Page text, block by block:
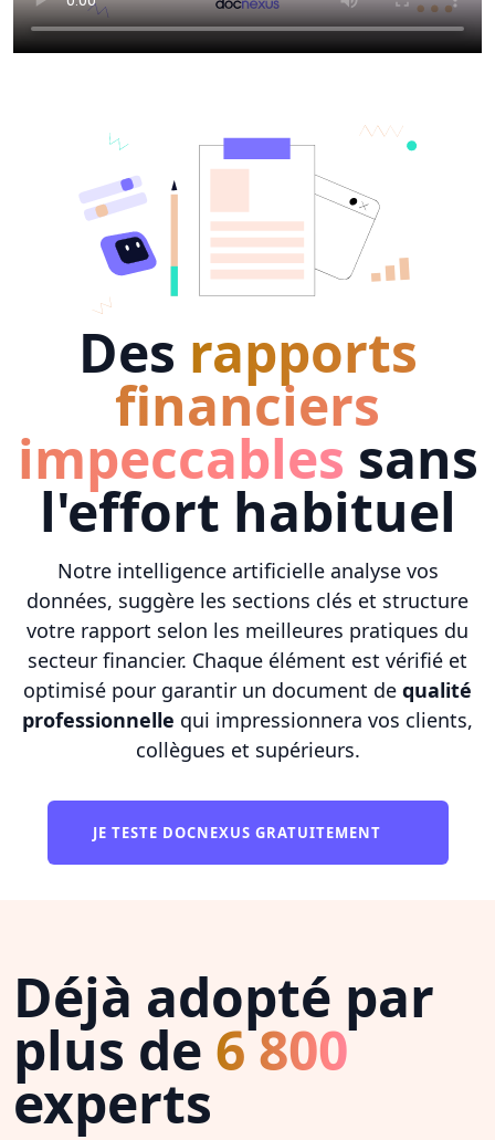
Des rapports
financiers
impeccables sans
l'effort habituel
Notre intelligence artificielle analyse vos
données, suggère les sections clés et structure
votre rapport selon les meilleures pratiques du
secteur financier. Chaque élément est vérifié et
optimisé pour garantir un document de qualité
professionnelle qui impressionnera vos clients,
collègues et supérieurs.
JE TESTE DOCNEXUS GRATUITEMENT
Déjà adopté par
plus de 6 800
experts